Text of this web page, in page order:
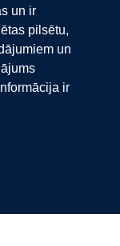
un ir
pilsētu,
un
ir